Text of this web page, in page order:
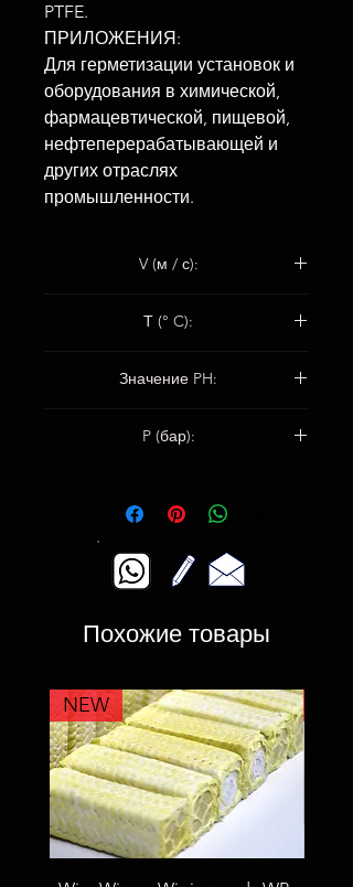
PTFE.
ПРИЛОЖЕНИЯ:
Для герметизации установок и
оборудования в химической,
фармацевтической, пищевой,
нефтеперерабатывающей и
других отраслях
промышленности.
V (м / с):
Центробежные насосы: 12
Т (° C):
Значение PH:
P (бар):
Центробежные насосы: 100
Похожие товары
NEW